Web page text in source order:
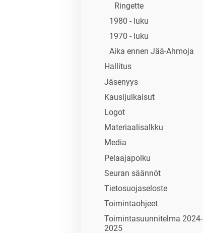
Ringette
1980 - luku
1970 - luku
Aika ennen Jää-Ahmoja
Hallitus
Jäsenyys
Kausijulkaisut
Logot
Materiaalisalkku
Media
Pelaajapolku
Seuran säännöt
Tietosuojaseloste
Toimintaohjeet
Toimintasuunnitelma 2024-
2025